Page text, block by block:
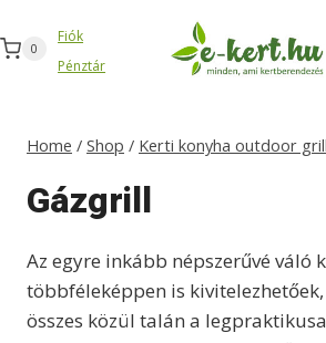
to
content
0
Fiók
Pénztár
Home / Shop / Kerti konyha outdoor grill
Gázgrill
Az egyre inkább népszerűvé váló
többféleképpen is
összes közül talán a